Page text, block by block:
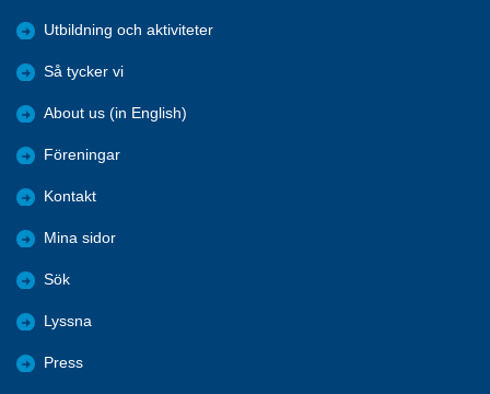
Utbildning och aktiviteter
Så tycker vi
About us (in English)
Föreningar
Kontakt
Mina sidor
Sök
Lyssna
Press